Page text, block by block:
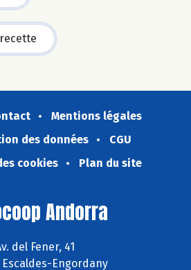
Mentions légales
des données
CGU
cookies
Plan du site
Andorra
del Fener, 41
Engordany